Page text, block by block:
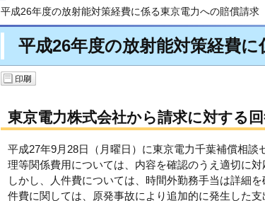
平成26年度の放射能対策経費に係る東京電力への賠償請求
平成26年度の放射能対策経費
東京電力株式会社から請求に対する
平成27年9月28日（月曜日）に東京電力千葉補償相
理等関係費用については、内容を確認のうえ適切に対
しかし、人件費については、時間外勤務手当は詳細
件費に関しては、原発事故により追加的に発生した